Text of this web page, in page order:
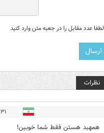
لطفا عدد مقابل را در جعبه متن وارد کنید
نظرات
۱۲:۳۱ -
همهبد هستن فقط شما خوبین!